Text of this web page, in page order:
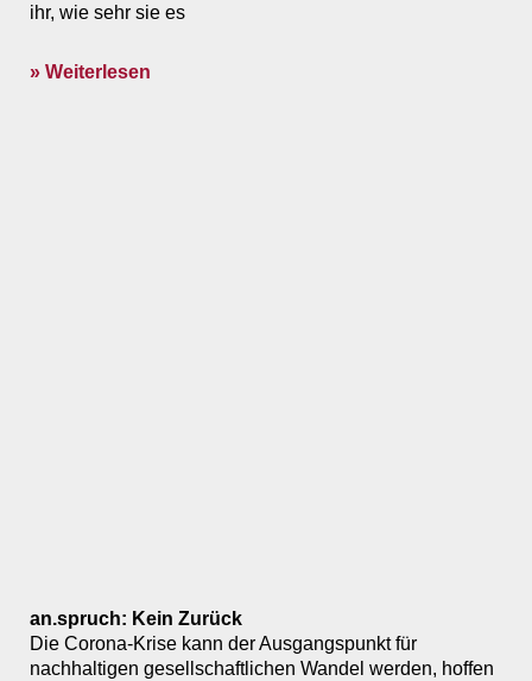
ihr, wie sehr sie es
» Weiterlesen
an.spruch: Kein Zurück
Die Corona-Krise kann der Ausgangspunkt für
nachhaltigen gesellschaftlichen Wandel werden, hoffen